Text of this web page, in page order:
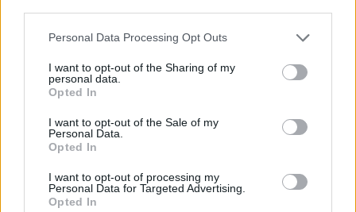
Please note that this website/app uses one or more Google
not limited to your visit or usage behaviour. You may click to
grant or deny consent to Google and its third-party tags to
use your data for below specified purposes in below Google
consent section.
Personal Data Processing Opt Outs
I want to opt-out of the Sharing of my
personal data.
Opted In
I want to opt-out of the Sale of my
Personal Data.
Opted In
I want to opt-out of processing my
Personal Data for Targeted Advertising.
Opted In
HÍRADÓ #
ELFOGTÁK